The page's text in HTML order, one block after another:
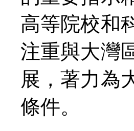
高等院校和
注重與大灣
展，著力為
條件。